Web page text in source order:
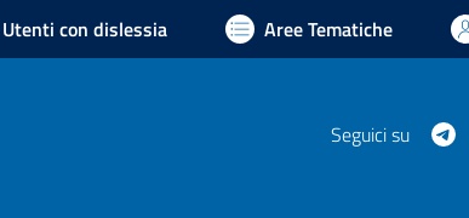
Utenti con dislessia Aree Tematiche
Seguici su